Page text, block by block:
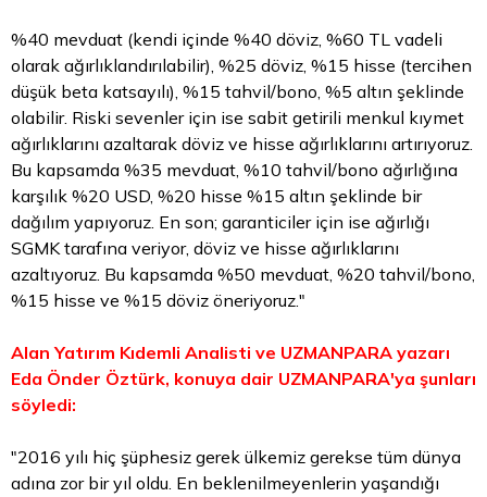
%40 mevduat (kendi içinde %40 döviz, %60 TL vadeli
olarak ağırlıklandırılabilir), %25 döviz, %15 hisse (tercihen
düşük beta katsayılı), %15 tahvil/bono, %5 altın şeklinde
olabilir. Riski sevenler için ise sabit getirili menkul kıymet
ağırlıklarını azaltarak döviz ve hisse ağırlıklarını artırıyoruz.
Bu kapsamda %35 mevduat, %10 tahvil/bono ağırlığına
karşılık %20 USD, %20 hisse %15 altın şeklinde bir
dağılım yapıyoruz. En son; garanticiler için ise ağırlığı
SGMK tarafına veriyor, döviz ve hisse ağırlıklarını
azaltıyoruz. Bu kapsamda %50 mevduat, %20 tahvil/bono,
%15 hisse ve %15 döviz öneriyoruz."
Alan Yatırım Kıdemli Analisti ve UZMANPARA yazarı
Eda Önder Öztürk, konuya dair UZMANPARA'ya şunları
söyledi:
"2016 yılı hiç şüphesiz gerek ülkemiz gerekse tüm dünya
adına zor bir yıl oldu. En beklenilmeyenlerin yaşandığı